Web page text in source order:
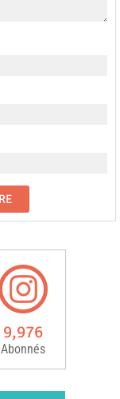
9,976
Abonnés